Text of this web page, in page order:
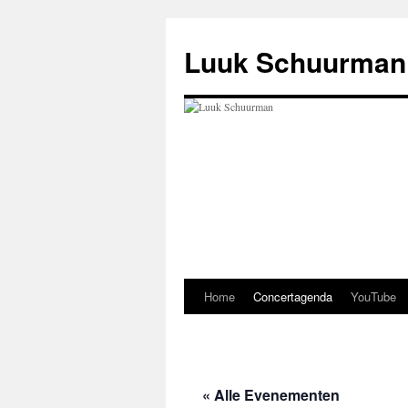
inhoud
Luuk Schuurman
Home Concertagenda YouTube
« Alle Evenementen